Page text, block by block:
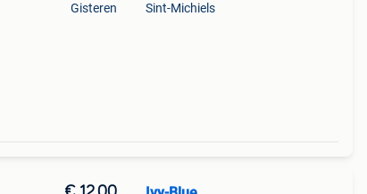
Gisteren Sint-Michiels